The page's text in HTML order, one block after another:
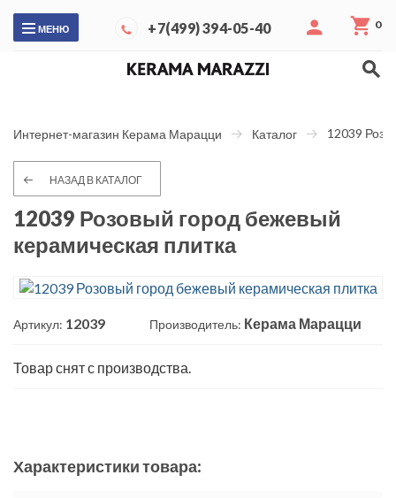
МЕНЮ +7(499) 394-05-40 0
Интернет-магазин Керама Марацци Каталог 12039
НАЗАД В КАТАЛОГ
12039 Розовый город бежевый
керамическая плитка
Артикул: 12039 Производитель: Керама Марацци
Товар снят с производства.
Характеристики товара: